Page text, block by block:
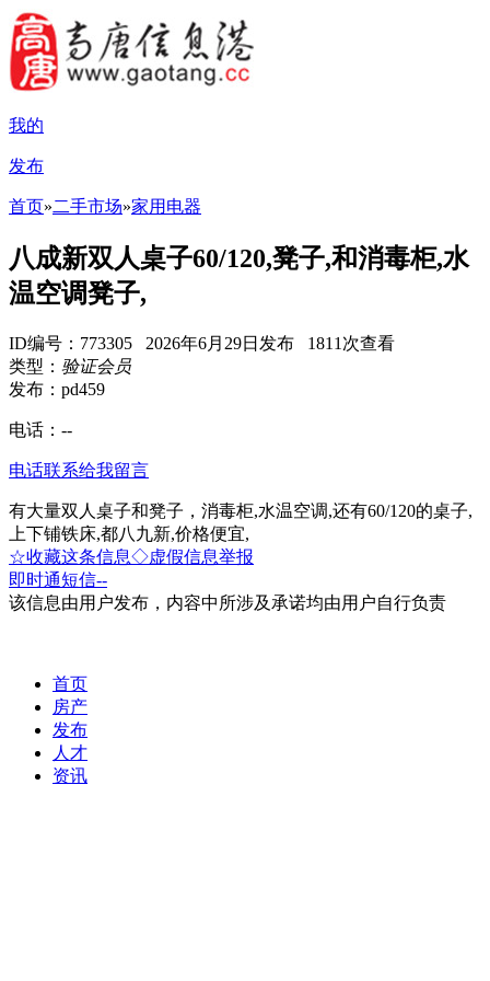
我的
发布
首页»二手市场»家用电器
八成新双人桌子60/120,凳子,和消毒柜,水
温空调凳子,
ID编号：773305 2026年6月29日发布 1811次查看
类型： 验证会员
发布：pd459
电话： --
电话联系给我留言
有大量双人桌子和凳子，消毒柜,水温空调,还有60/120的桌子,
上下铺铁床,都八九新,价格便宜,
☆收藏这条信息◇虚假信息举报
即时通短信--
该信息由用户发布，内容中所涉及承诺均由用户自行负责
首页
房产
发布
人才
资讯